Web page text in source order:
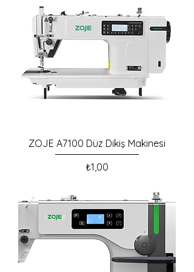
ZOJE A7100 Düz Dikiş Makinesi
Fiyat
₺1,00